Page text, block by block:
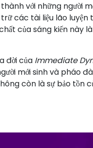
với những người
các tài liệu lão
của sáng kiến này
đời của Immediate
mới sinh và pháo
còn là sự bảo tồn